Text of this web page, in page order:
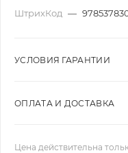
ШтрихКод —
УСЛОВИЯ ГАРАНТИИ
ОПЛАТА И ДОСТАВКА
Цена действительна